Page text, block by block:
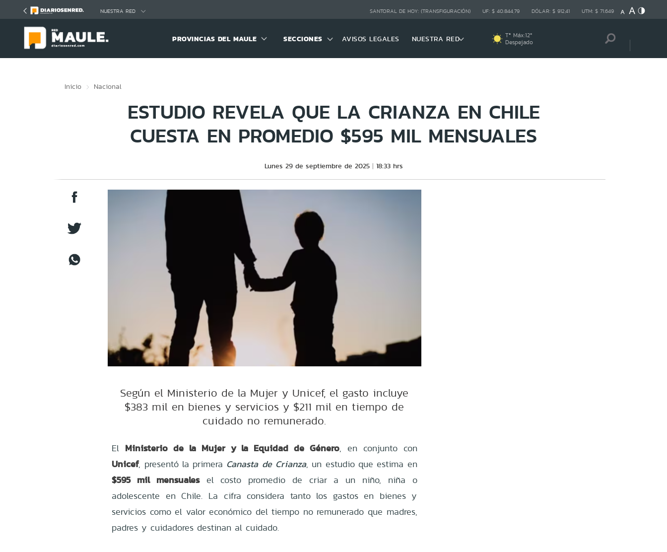
NUESTRA RED SANTORAL DE HOY: (TRANSFIGURACIÓN) UF: $ 40.844,79 DÓLAR: $ 912,41 UTM: $ 71.649
PROVINCIAS DEL MAULE SECCIONES AVISOS LEGALES NUESTRA RED Tª Máx:12º
Despejado
Inicio Nacional
ESTUDIO REVELA QUE LA CRIANZA EN CHILE
CUESTA EN PROMEDIO $595 MIL MENSUALES
Lunes 29 de septiembre de 2025 18:33 hrs
Según el Ministerio de la Mujer y Unicef, el gasto incluye
$383 mil en bienes y servicios y $211 mil en tiempo de
cuidado no remunerado.
El Ministerio de la Mujer y la Equidad de Género, en conjunto con
Unicef, presentó la primera Canasta de Crianza, un estudio que estima en
$595 mil mensualesel costo promedio de criar a un niño, niña o
adolescente en Chile. La cifra considera tanto los gastos en bienes y
servicios como el valor económico del tiempo no remunerado que madres,
padres y cuidadores destinan al cuidado.